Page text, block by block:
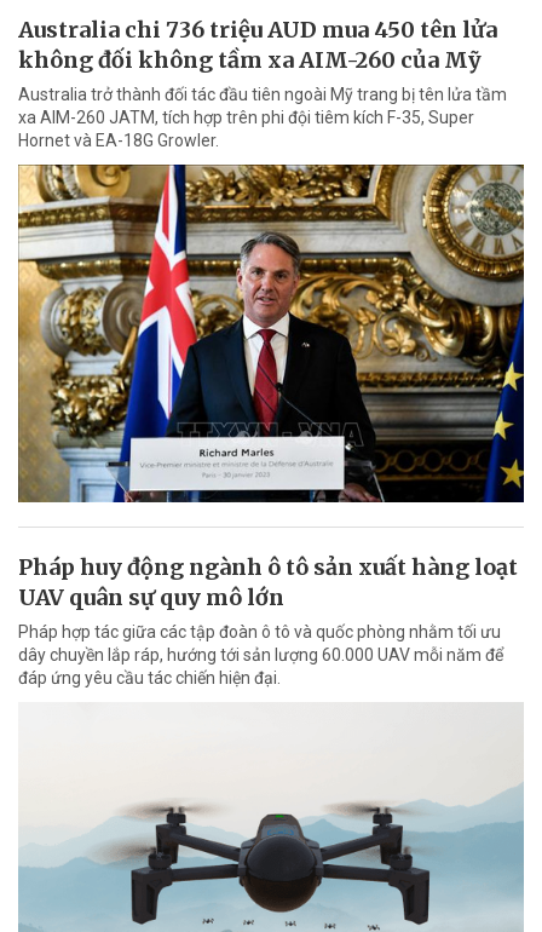
Australia chi 736 triệu AUD mua 450 tên lửa
không đối không tầm xa AIM-260 của Mỹ
Australia trở thành đối tác đầu tiên ngoài Mỹ trang bị tên lửa tầm
xa AIM-260 JATM, tích hợp trên phi đội tiêm kích F-35, Super
Hornet và EA-18G Growler.
Pháp huy động ngành ô tô sản xuất hàng loạt
UAV quân sự quy mô lớn
Pháp hợp tác giữa các tập đoàn ô tô và quốc phòng nhằm tối ưu
dây chuyền lắp ráp, hướng tới sản lượng 60.000 UAV mỗi năm để
đáp ứng yêu cầu tác chiến hiện đại.